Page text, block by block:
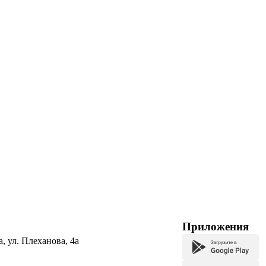
ул. Плеханова, 4а
Приложения